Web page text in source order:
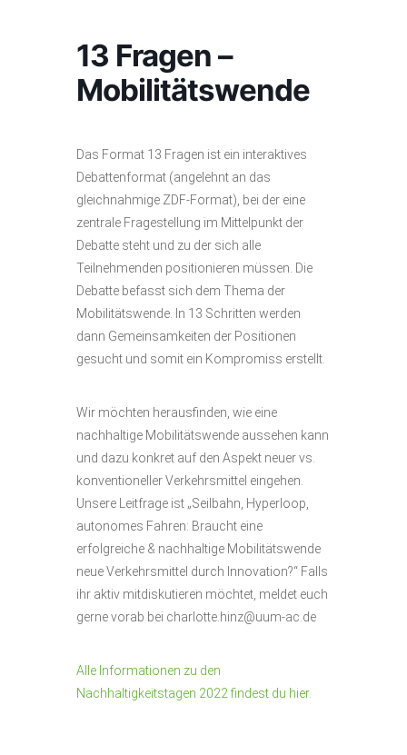
13 Fragen –
Mobilitätswende
Das Format 13 Fragen ist ein interaktives
Debattenformat (angelehnt an das
gleichnahmige ZDF-Format), bei der eine
zentrale Fragestellung im Mittelpunkt der
Debatte steht und zu der sich alle
Teilnehmenden positionieren müssen. Die
Debatte befasst sich dem Thema der
Mobilitätswende. In 13 Schritten werden
dann Gemeinsamkeiten der Positionen
gesucht und somit ein Kompromiss erstellt.
Wir möchten herausfinden, wie eine
nachhaltige Mobilitätswende aussehen kann
und dazu konkret auf den Aspekt neuer vs.
konventioneller Verkehrsmittel eingehen.
Unsere Leitfrage ist „Seilbahn, Hyperloop,
autonomes Fahren: Braucht eine
erfolgreiche & nachhaltige Mobilitätswende
neue Verkehrsmittel durch Innovation?“ Falls
ihr aktiv mitdiskutieren möchtet, meldet euch
gerne vorab bei charlotte.hinz@uum-ac.de
Alle Informationen zu den
Nachhaltigkeitstagen 2022 findest du hier.